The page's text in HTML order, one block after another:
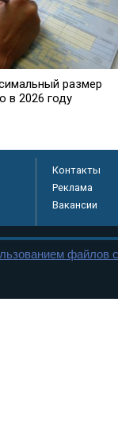
размер
в 2026 году
Контакты
Реклама
Вакансии
файлов